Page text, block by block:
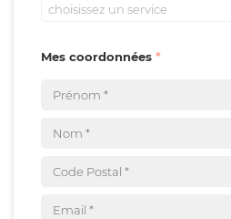
choisissez un service
Mes coordonnées